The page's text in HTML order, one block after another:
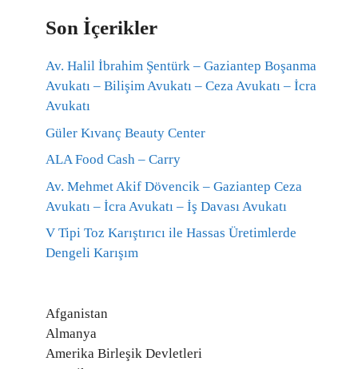
Son İçerikler
Av. Halil İbrahim Şentürk – Gaziantep Boşanma
Avukatı – Bilişim Avukatı – Ceza Avukatı – İcra
Avukatı
Güler Kıvanç Beauty Center
ALA Food Cash – Carry
Av. Mehmet Akif Dövencik – Gaziantep Ceza
Avukatı – İcra Avukatı – İş Davası Avukatı
V Tipi Toz Karıştırıcı ile Hassas Üretimlerde
Dengeli Karışım
Afganistan
Almanya
Amerika Birleşik Devletleri